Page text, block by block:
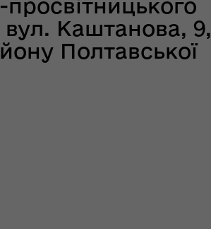
просвітницького
Каштанова, 9,
Полтавської